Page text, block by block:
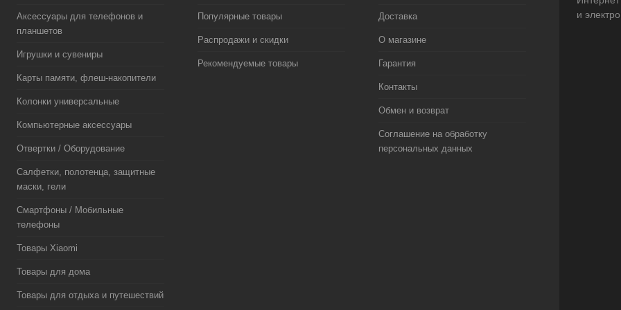
Аксессуары для телефонов и
планшетов
Игрушки и сувениры
Карты памяти, флеш-накопители
Колонки универсальные
Компьютерные аксессуары
Отвертки / Оборудование
Салфетки, полотенца, защитные
маски, гели
Смартфоны / Мобильные
телефоны
Товары Xiaomi
Товары для дома
Товары для отдыха и путешествий
Популярные товары
Распродажи и скидки
Рекомендуемые товары
Доставка
О магазине
Гарантия
Контакты
Обмен и возврат
Соглашение на обработку
персональных данных
и